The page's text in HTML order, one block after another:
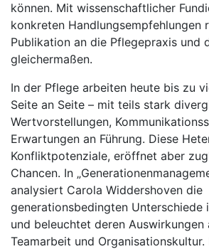
können. Mit wissenschaftlicher
konkreten Handlungsempfehlungen
Publikation an die Pflegepraxis und
gleichermaßen.
In der Pflege arbeiten heute bis zu
Seite an Seite – mit teils stark
Wertvorstellungen,
Erwartungen an Führung. Diese
Konfliktpotenziale, eröffnet aber
Chancen. In
analysiert Carola Widdershoven die
generationsbedingten Unterschiede
und beleuchtet deren Auswirkungen
Teamarbeit und